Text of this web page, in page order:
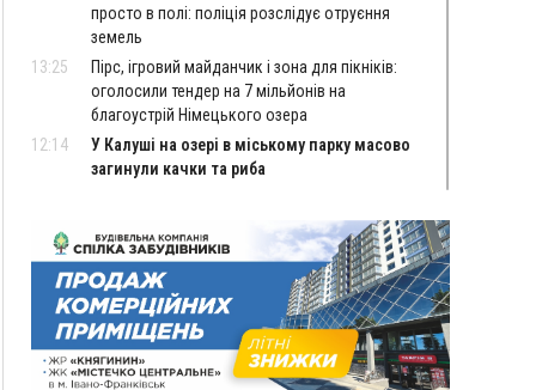
просто в полі: поліція розслідує отруєння
земель
13:25
Пірс, ігровий майданчик і зона для пікніків:
оголосили тендер на 7 мільйонів на
благоустрій Німецького озера
12:14
У Калуші на озері в міському парку масово
загинули качки та риба
600 тисяч за переправлення чоловіків до
Румунії
10:49
На Прикарпатті через негоду сталися аварійні
вимкнення світла
10:43
За змову на тендері для Долинської лікарні
двох підприємців оштрафували на 272 тисячі
гривень